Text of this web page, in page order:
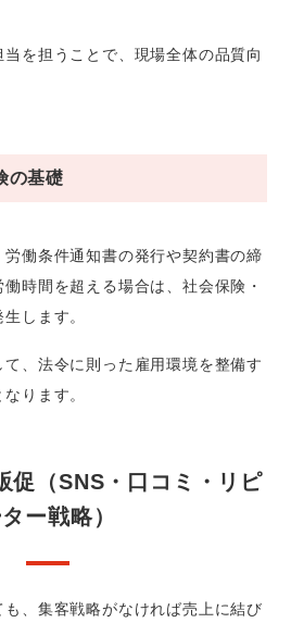
を担うことで、現場全体の品質向
の基礎
働条件通知書の発行や契約書の締
時間を超える場合は、社会保険・
します。
、法令に則った雇用環境を整備す
ります。
促（SNS・口コミ・リピ
ー戦略）
、集客戦略がなければ売上に結び